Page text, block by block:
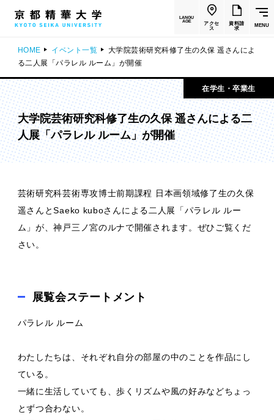
LANGU
AGE
アクセ
ス
資料請
求
MENU
HOME イベント一覧
大学院芸術研究科修了生の久保 遥さんによ
る二人展「パラレル ルーム」が開催
在学生・卒業生
大学院芸術研究科修了生の久保 遥さんによる二
人展「パラレル ルーム」が開催
芸術研究科芸術専攻博士前期課程 日本画領域修了生の久保
遥さんとSaeko kuboさんによる二人展「パラレル ルー
ム」が、神戸三ノ宮のルナで開催されます。ぜひご覧くだ
さい。
展覧会ステートメント
パラレル ルーム
わたしたちは、それぞれ自分の部屋の中のことを作品にし
ている。
一緒に生活していても、歩くリズムや風の好みなどちょっ
とずつ合わない。